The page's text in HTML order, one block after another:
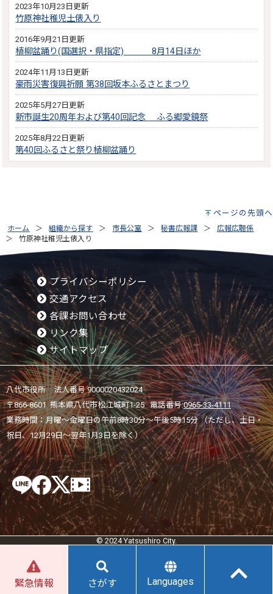
2023年10月23日更新
竹原神社稚児土俵入り
2016年9月21日更新
植柳盆踊り(国選択・県指定) 8月14日ほか
2024年11月13日更新
豪雨災害復興祈願 第38回坂本ふるさとまつり
2025年5月27日更新
新市誕生20周年および第40回記念 ふる郷愛鏡祭
2025年8月22日更新
第40回ふるさと祭り植柳盆踊り
ページの先頭へ
ホーム 組織から探す 市長公室 秘書広報課
広報広聴係
竹原神社稚児土俵入り
プライバシーポリシー
交通アクセス
各課お問い合わせ
リンク集
サイトマップ
八代市役所 法人番号 9000020432024
〒866-8601 熊本県八代市松江城町1-25 電話番号:0965-33-4111
業務時間：月曜～金曜日の午前8時30分～午後5時15分 （ただし、土日・
祝日、12月29日～翌年1月3日を除く）
© 2024 Yatsushiro City.
緊急情報 さがす Languages